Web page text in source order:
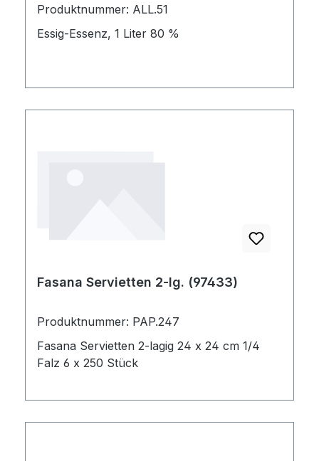
Produktnummer: ALL.51
Essig-Essenz, 1 Liter 80 %
Fasana Servietten 2-lg. (97433)
Produktnummer: PAP.247
Fasana Servietten 2-lagig 24 x 24 cm 1/4
Falz 6 x 250 Stück